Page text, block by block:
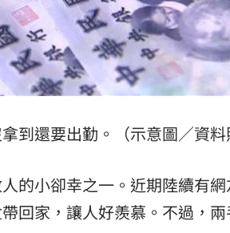
到還要出勤。（示意圖／資料
的小卻幸之一。近期陸續有
回家，讓人好羨慕。不過，